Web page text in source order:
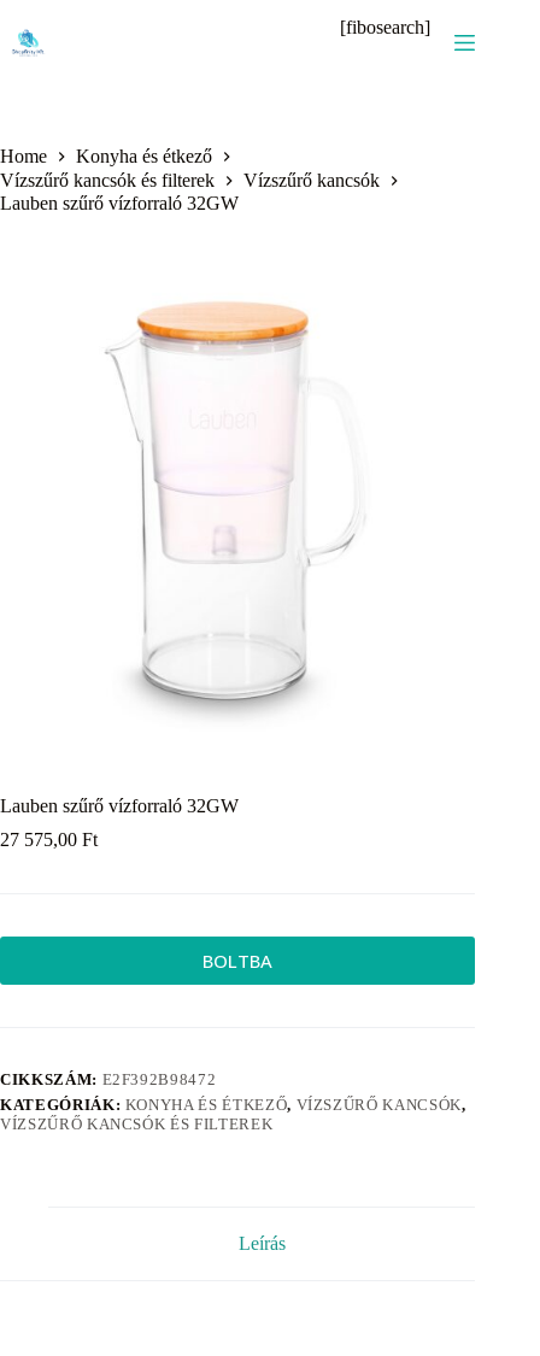
content
[fibosearch]
Home
Konyha és étkező
Vízszűrő kancsók és filterek
Vízszűrő kancsók
Lauben szűrő vízforraló 32GW
Lauben szűrő vízforraló 32GW
27 575,00 Ft
BOLTBA
CIKKSZÁM: E2F392B98472
KATEGÓRIÁK: KONYHA ÉS ÉTKEZŐ, VÍZSZŰRŐ KANCSÓK,
VÍZSZŰRŐ KANCSÓK ÉS FILTEREK
Leírás